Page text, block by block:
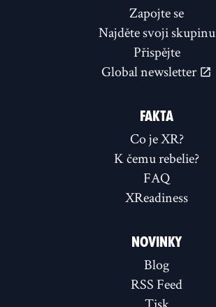
Zapojte se
Najděte svoji skupinu
Přispějte
Global newsletter
FAKTA
Co je XR?
K čemu rebelie?
FAQ
XReadiness
NOVINKY
Blog
RSS Feed